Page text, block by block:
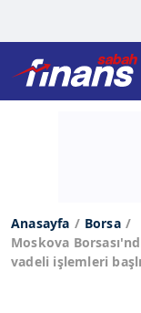
Anasayfa
Borsa
Moskova
vadeli işlemleri